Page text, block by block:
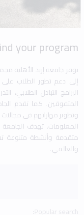
your program
توفر جامعة إربد الأهلية
إلى دعم تطور الطلاب
البرامج التبادل الطلابي،
المتفوقين. كما تقدم
وتطوير مهاراتهم في مجالات
المعلومات. تهدف الجامعة
متقدمة وأنشطة متنوعة
والعالمي.